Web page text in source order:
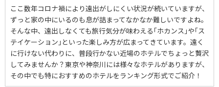
ここ数年コロナ禍により遠出がしにくい状況が続いていますが、
ずっと家の中にいるのも息が詰まってなかなか難しいですよね。
そんな中、遠出しなくても旅行気分が味わえる｢ホカンス｣や｢ス
テイケーション｣といった楽しみ方が広まってきています。遠く
に行けない代わりに、普段行かない近場のホテルでちょっと贅沢
してみませんか？東京や神奈川には様々なホテルがありますが、
その中でも特におすすめのホテルをランキング形式でご紹介！